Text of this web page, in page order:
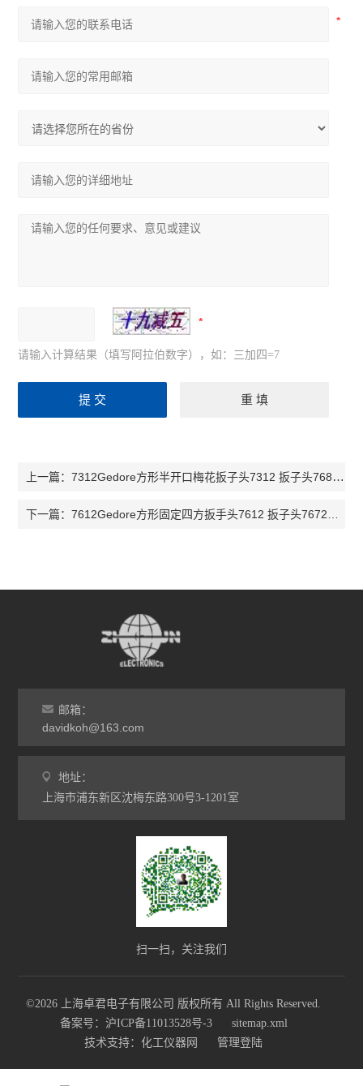
请输入计算结果（填写阿拉伯数字），如：三加四=7
上一篇：7312Gedore方形半开口梅花扳子头7312 扳子头7685290 扳子头7679720
下一篇：7612Gedore方形固定四方扳手头7612 扳子头7672630 扳子头7687900
邮箱：
davidkoh@163.com
地址：
上海市浦东新区沈梅东路300号3-1201室
扫一扫，关注我们
©2026 上海卓君电子有限公司 版权所有 All Rights Reserved.
备案号：沪ICP备11013528号-3
sitemap.xml
技术支持： 化工仪器网 管理登陆